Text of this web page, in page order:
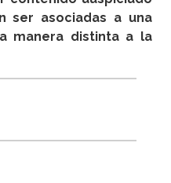
ser asociadas a una
manera distinta a la